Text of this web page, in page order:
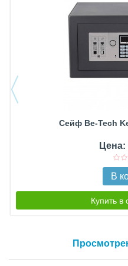
Сейф Be-Tech
Цена:
В
Купить в